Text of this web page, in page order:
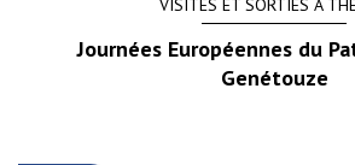
VISITES ET SORTIES À
Journées Européennes du
Genétouze